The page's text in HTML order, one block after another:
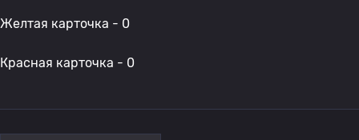
Желтая карточка - 0
Красная карточка - 0